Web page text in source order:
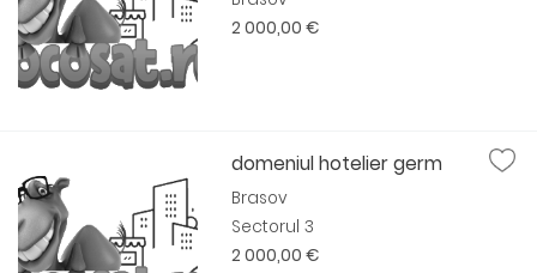
2 000,00 €
domeniul hotelier germ
Brasov
Sectorul 3
2 000,00 €